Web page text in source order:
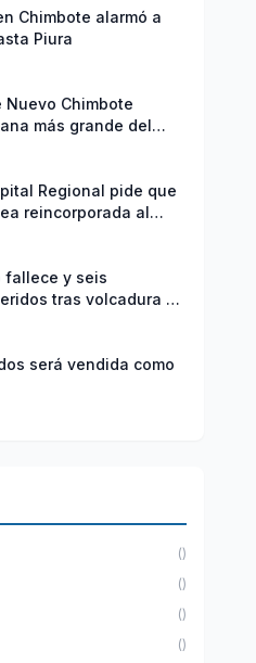
Chimbote alarmó a
Piura
Chimbote
más grande del
Regional pide que
reincorporada al
fallece y seis
tras volcadura de
será vendida como
()
()
()
()